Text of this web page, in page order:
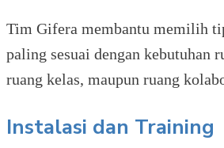
Tim Gifera membantu memilih
paling sesuai dengan kebutuhan
ruang kelas, maupun ruang
Instalasi dan Training